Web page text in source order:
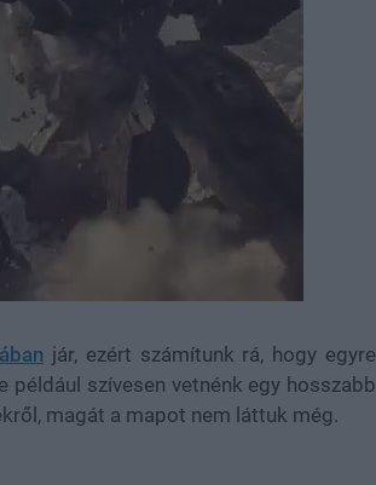
jár, ezért számítunk rá, hogy egyre
szívesen vetnénk egy hosszabb
magát a mapot nem láttuk még.